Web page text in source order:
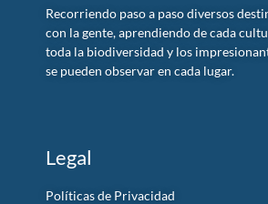
Recorriendo paso a paso diversos
con la gente, aprendiendo de cada
toda la biodiversidad y los
se pueden observar en cada lugar.
Legal
Políticas de Privacidad